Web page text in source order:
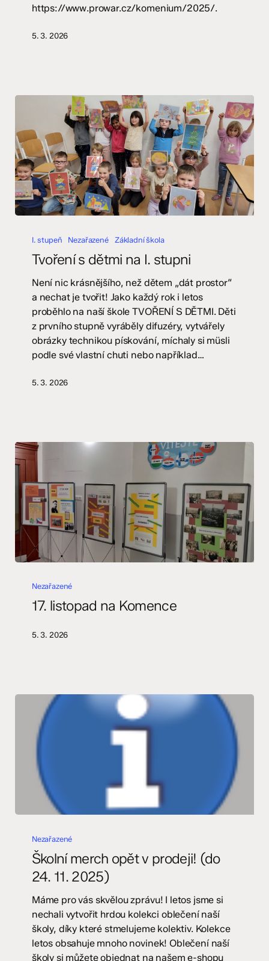
https://www.prowar.cz/komenium/2025/.
5. 3. 2026
stupni
I. stupeň Nezařazené Základní škola
Tvoření s dětmi na I. stupni
Není nic krásnějšího, než dětem „dát prostor“
a nechat je tvořit! Jako každý rok i letos
proběhlo na naší škole TVOŘENÍ S DĚTMI. Děti
z prvního stupně vyráběly difuzéry, vytvářely
obrázky technikou pískování, míchaly si müsli
podle své vlastní chuti nebo například…
5. 3. 2026
listopad
Komence
Nezařazené
17. listopad na Komence
5. 3. 2026
merch
opět
prodeji!
2025)
Nezařazené
Školní merch opět v prodeji! (do
24. 11. 2025)
Máme pro vás skvělou zprávu! I letos jsme si
nechali vytvořit hrdou kolekci oblečení naší
školy, díky které stmelujeme kolektiv. Kolekce
letos obsahuje mnoho novinek! Oblečení naší
školy si můžete objednat na našem e-shopu